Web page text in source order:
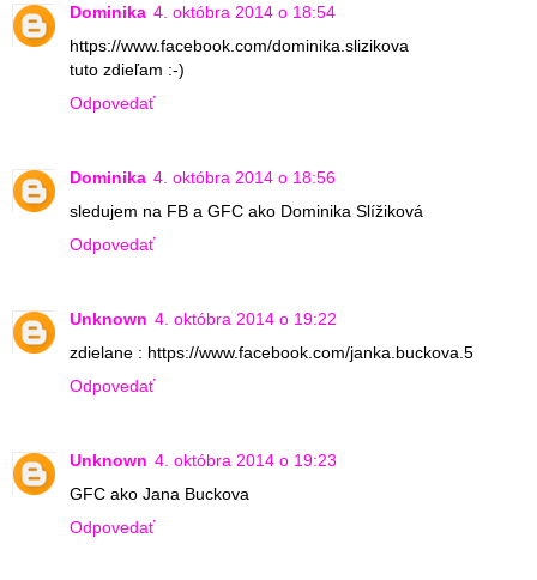
Dominika 4. októbra 2014 o 18:54
https://www.facebook.com/dominika.slizikova
tuto zdieľam :-)
Odpovedať
Dominika 4. októbra 2014 o 18:56
sledujem na FB a GFC ako Dominika Slížiková
Odpovedať
Unknown 4. októbra 2014 o 19:22
zdielane : https://www.facebook.com/janka.buckova.5
Odpovedať
Unknown 4. októbra 2014 o 19:23
GFC ako Jana Buckova
Odpovedať